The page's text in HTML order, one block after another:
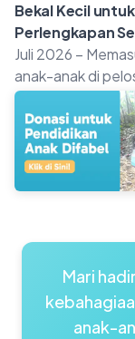
Bekal Kecil
Perlengkapan
Juli 2026 –
anak-anak di
Mari
anak-